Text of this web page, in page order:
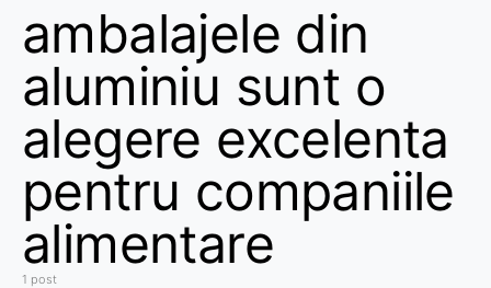
ambalajele din
aluminiu sunt o
alegere excelenta
pentru companiile
alimentare
1 post